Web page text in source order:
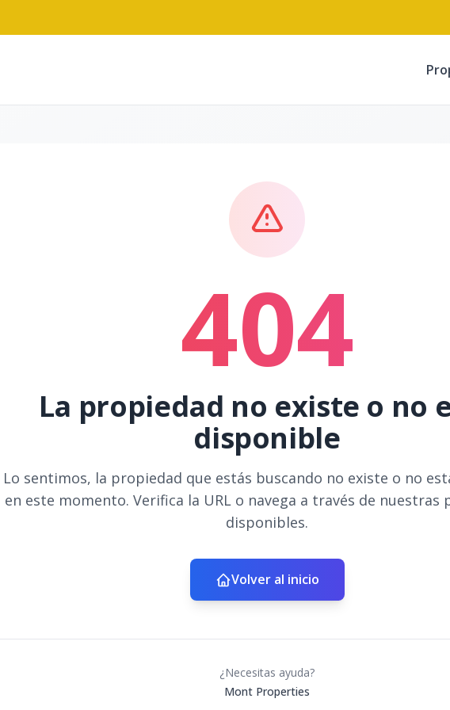
404
La propiedad no existe o no
disponible
Lo sentimos, la propiedad que estás buscando no existe o no
en este momento. Verifica la URL o navega a través de nuestras
disponibles.
Volver al inicio
¿Necesitas ayuda?
Mont Properties